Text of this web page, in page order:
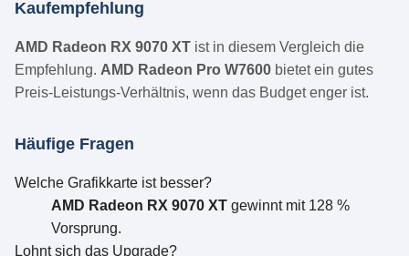
Kaufempfehlung
AMD Radeon RX 9070 XT ist in diesem Vergleich die
Empfehlung. AMD Radeon Pro W7600 bietet ein gutes
Preis-Leistungs-Verhältnis, wenn das Budget enger ist.
Häufige Fragen
Welche Grafikkarte ist besser?
AMD Radeon RX 9070 XT gewinnt mit 128 %
Vorsprung.
Lohnt sich das Upgrade?